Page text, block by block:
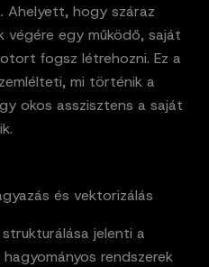
Ahelyett, hogy száraz
végére egy működő, saját
fogsz létrehozni. Ez a
mi történik a
okos asszisztens a saját
és vektorizálás
jelenti a
rendszerek